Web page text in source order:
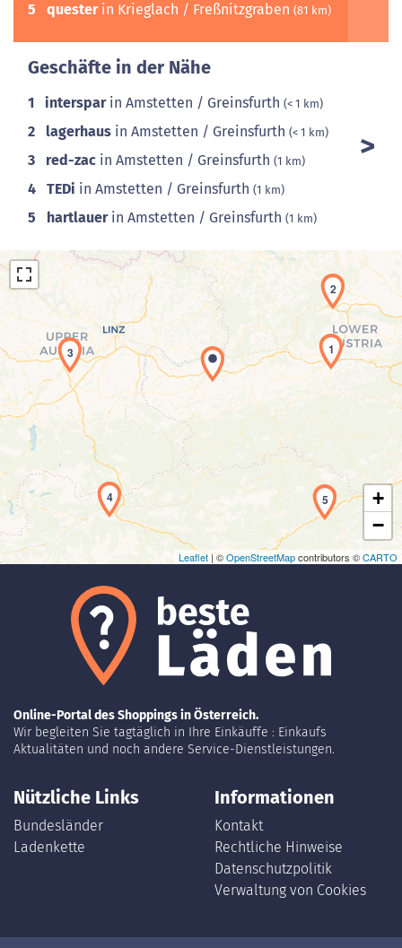
5 questerin Krieglach / Freßnitzgraben (81 km)
Geschäfte in der Nähe
1 intersparin Amstetten / Greinsfurth (< 1 km)
2 lagerhaus in Amstetten / Greinsfurth (< 1 km)
3 red-zac in Amstetten / Greinsfurth (1 km)
4 TEDi in Amstetten / Greinsfurth (1 km)
5 hartlauerin Amstetten / Greinsfurth (1 km)
Laden der Karte...
1
2
3
4 5
+
−
Leaflet| ©OpenStreetMapcontributors ©CARTO
Online-Portal des Shoppings in Österreich.
Wir begleiten Sie tagtäglich in Ihre Einkäuffe : Einkaufs
Aktualitäten und noch andere Service-Dienstleistungen.
Nützliche Links
Bundesländer
Ladenkette
Informationen
Kontakt
Rechtliche Hinweise
Datenschutzpolitik
Verwaltung von Cookies